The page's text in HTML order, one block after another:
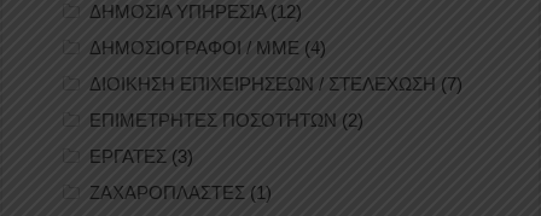
ΔΗΜΟΣΙΑ ΥΠΗΡΕΣΙΑ(12)
ΔΗΜΟΣΙΟΓΡΑΦΟΙ / ΜΜΕ (4)
ΔΙΟΙΚΗΣΗ ΕΠΙΧΕΙΡΗΣΕΩΝ / ΣΤΕΛΕΧΩΣΗ (7)
ΕΠΙΜΕΤΡΗΤΕΣ ΠΟΣΟΤΗΤΩΝ (2)
ΕΡΓΑΤΕΣ (3)
ΖΑΧΑΡΟΠΛΑΣΤΕΣ (1)